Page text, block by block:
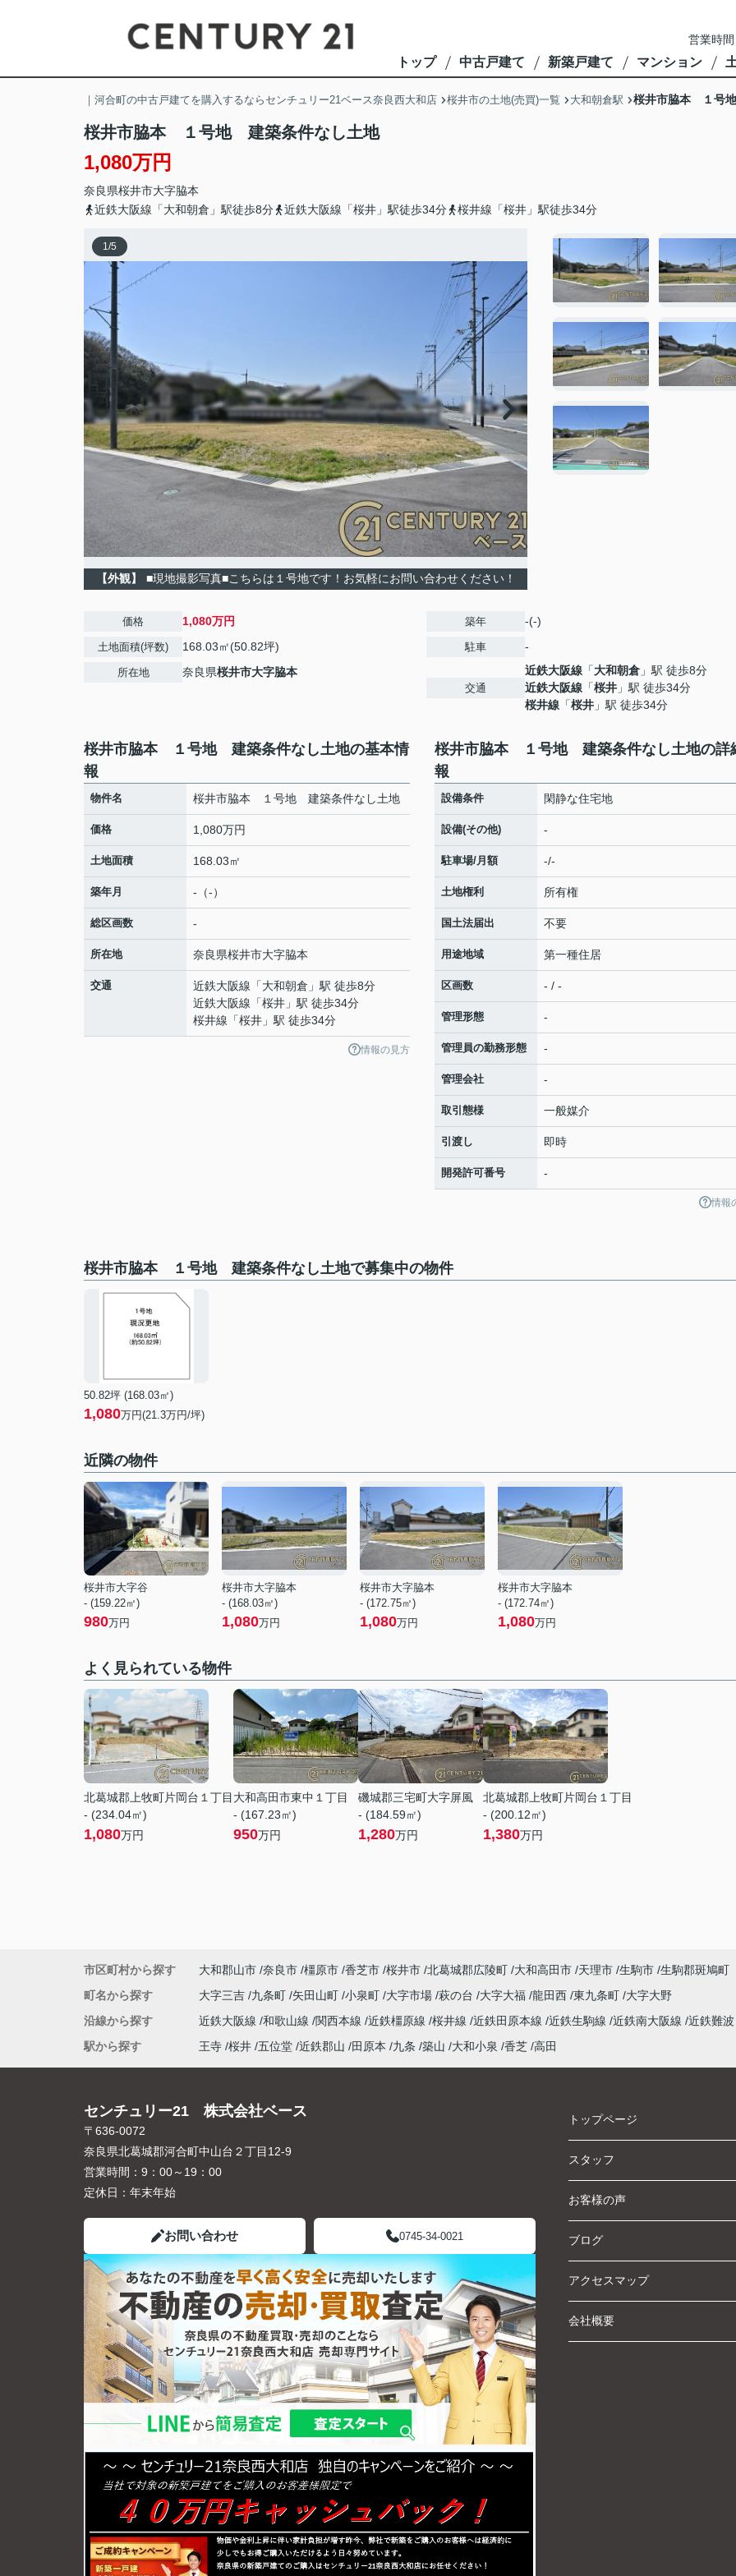
営業時
トップ 中古戸建て 新築戸建て マンション
｜河合町の中古戸建てを購入するならセンチュリー21ベース奈良西大和店 桜井市の土地(売買)一覧 大和朝倉駅 桜井市脇本 １号
桜井市脇本 １号地 建築条件なし土地
1,080万円
奈良県桜井市大字脇本
近鉄大阪線「大和朝倉」駅徒歩8分
近鉄大阪線「桜井」駅徒歩34分 桜井線「桜井」駅徒歩34分
1/5
【外観】 ■現地撮影写真■こちらは１号地です！お気軽にお問い合わせください！
価格 1,080万円
土地面積(坪数) 168.03㎡(50.82坪)
所在地 奈良県桜井市大字脇本
築年 -(-)
駐車 -
交通
近鉄大阪線 「大和朝倉 」駅 徒歩8分
近鉄大阪線 「桜井 」駅 徒歩34分
桜井線 「桜井 」駅 徒歩34分
桜井市脇本 １号地 建築条件なし土地の基本情
報
物件名 桜井市脇本 １号地 建築条件なし土地
価格 1,080万円
土地面積 168.03㎡
築年月 -（-）
総区画数 -
所在地 奈良県桜井市大字脇本
交通 近鉄大阪線 「大和朝倉 」駅 徒歩8分
近鉄大阪線 「桜井 」駅 徒歩34分
桜井線 「桜井 」駅 徒歩34分
情報の見方
桜井市脇本 １号地 建築条件なし土地の詳
報
設備条件 閑静な住宅地
設備(その他) -
駐車場/月額 -/-
土地権利 所有権
国土法届出 不要
用途地域 第一種住居
区画数 - / -
管理形態 -
管理員の勤務形態 -
管理会社 -
取引態様 一般媒介
引渡し 即時
開発許可番号 -
情報
桜井市脇本 １号地 建築条件なし土地で募集中の物件
50.82坪 (168.03㎡)
1,080万円(21.3万円/坪)
近隣の物件
桜井市大字谷
- (159.22㎡)
980万円
桜井市大字脇本
- (168.03㎡)
1,080万円
桜井市大字脇本
- (172.75㎡)
1,080万円
桜井市大字脇本
- (172.74㎡)
1,080万円
よく見られている物件
北葛城郡上牧町片岡台１丁目
- (234.04㎡)
1,080万円
大和高田市東中１丁目
- (167.23㎡)
950万円
磯城郡三宅町大字屏風
- (184.59㎡)
1,280万円
北葛城郡上牧町片岡台１丁目
- (200.12㎡)
1,380万円
市区町村から探す 大和郡山市 奈良市 橿原市 香芝市 桜井市 北葛城郡広陵町 大和高田市 天理市 生駒市 生駒郡斑鳩町
町名から探す
大字三吉 九条町 矢田山町 小泉町 大字市場 萩の台 大字大福 龍田西 東九条町 大字大野
沿線から探す
近鉄大阪線 和歌山線 関西本線 近鉄橿原線 桜井線 近鉄田原本線 近鉄生駒線 近鉄南大阪線 近鉄難
駅から探す
王寺 桜井 五位堂 近鉄郡山 田原本 九条 築山 大和小泉 香芝 高田
センチュリー21 株式会社ベース
〒636-0072
奈良県北葛城郡河合町中山台２丁目12-9
営業時間： 9：00～19：00
定休日： 年末年始
お問い合わせ 0745-34-0021
トップページ
スタッフ
お客様の声
ブログ
アクセスマップ
会社概要